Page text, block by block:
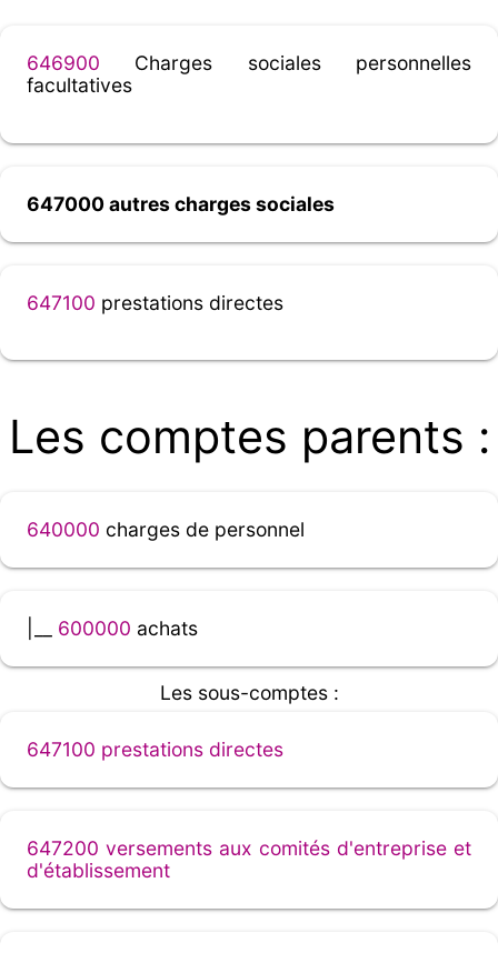
646900 Charges sociales personnelles
facultatives
647000 autres charges sociales
647100 prestations directes
Les comptes parents :
640000 charges de personnel
600000 achats
Les sous-comptes :
647100 prestations directes
647200 versements aux comités d'entreprise et
d'établissement